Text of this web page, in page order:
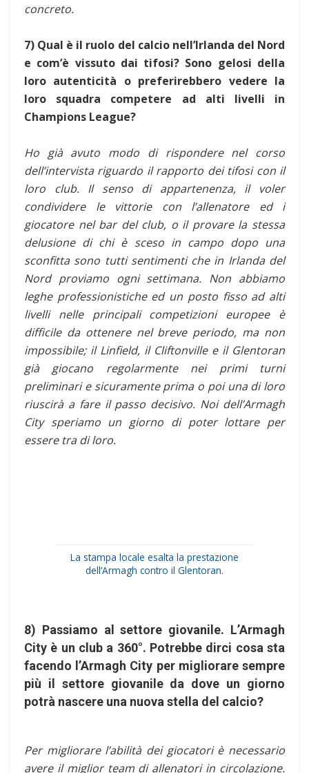
concreto.
7) Qual è il ruolo del calcio nell’Irlanda del Nord
e com’è vissuto dai tifosi? Sono gelosi della
loro autenticità o preferirebbero vedere la
loro squadra competere ad alti livelli in
Champions League?
Ho già avuto modo di rispondere nel corso
dell’intervista riguardo il rapporto dei tifosi con il
loro club. Il senso di appartenenza, il voler
condividere le vittorie con l’allenatore ed i
giocatore nel bar del club, o il provare la stessa
delusione di chi è sceso in campo dopo una
sconfitta sono tutti sentimenti che in Irlanda del
Nord proviamo ogni settimana. Non abbiamo
leghe professionistiche ed un posto fisso ad alti
livelli nelle principali competizioni europee è
difficile da ottenere nel breve periodo, ma non
impossibile; il Linfield, il Cliftonville e il Glentoran
già giocano regolarmente nei primi turni
preliminari e sicuramente prima o poi una di loro
riuscirà a fare il passo decisivo. Noi dell’Armagh
City speriamo un giorno di poter lottare per
essere tra di loro.
La stampa locale esalta la prestazione
dell’Armagh contro il Glentoran.
8) Passiamo al settore giovanile. L’Armagh
City è un club a 360°. Potrebbe dirci cosa sta
facendo l’Armagh City per migliorare sempre
più il settore giovanile da dove un giorno
potrà nascere una nuova stella del calcio?
Per migliorare l’abilità dei giocatori è necessario
avere il miglior team di allenatori in circolazione.